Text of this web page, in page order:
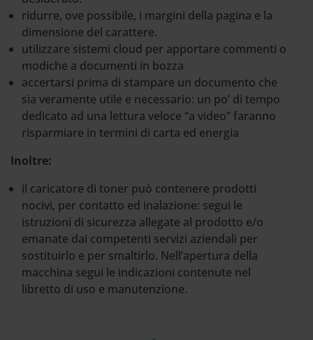
ridurre, ove possibile, i margini della pagina e la
dimensione del carattere.
utilizzare sistemi cloud per apportare commenti o
modiche a documenti in bozza
accertarsi prima di stampare un documento che
sia veramente utile e necessario: un po’ di tempo
dedicato ad una lettura veloce “a video” faranno
risparmiare in termini di carta ed energia
Inoltre:
il caricatore di toner può contenere prodotti
nocivi, per contatto ed inalazione: segui le
istruzioni di sicurezza allegate al prodotto e/o
emanate dai competenti servizi aziendali per
sostituirlo e per smaltirlo. Nell’apertura della
macchina segui le indicazioni contenute nel
libretto di uso e manutenzione.